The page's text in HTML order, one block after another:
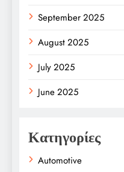
September 2025
August 2025
July 2025
June 2025
Κατηγορίες
Automotive